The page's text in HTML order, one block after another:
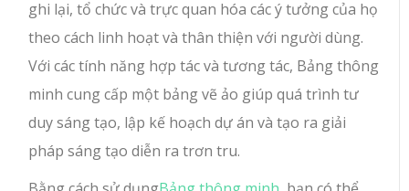
ghi lại, tổ chức và trực quan hóa các ý tưởng của họ
theo cách linh hoạt và thân thiện với người dùng.
Với các tính năng hợp tác và tương tác, Bảng thông
minh cung cấp một bảng vẽ ảo giúp quá trình tư
duy sáng tạo, lập kế hoạch dự án và tạo ra giải
pháp sáng tạo diễn ra trơn tru.